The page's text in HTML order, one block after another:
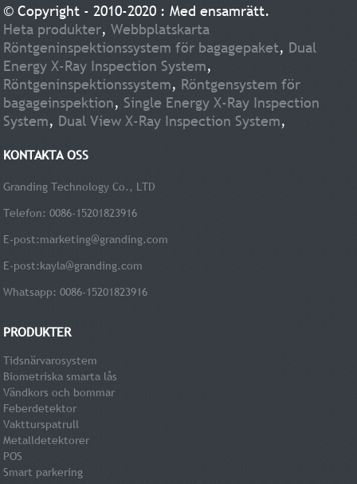
© Copyright - 2010-2020 : Med ensamrätt.
Heta produkter,Webbplatskarta
Röntgeninspektionssystem för bagagepaket, Dual
Energy X-Ray Inspection System,
Röntgeninspektionssystem, Röntgensystem för
bagageinspektion, Single Energy X-Ray Inspection
System, Dual View X-Ray Inspection System,
KONTAKTA OSS
Granding Technology Co., LTD
Telefon: 0086-15201823916
E-post:marketing@granding.com
E-post:kayla@granding.com
Whatsapp: 0086-15201823916
PRODUKTER
Tidsnärvarosystem
Biometriska smarta lås
Vändkors och bommar
Feberdetektor
Vaktturspatrull
Metalldetektorer
POS
Smart parkering